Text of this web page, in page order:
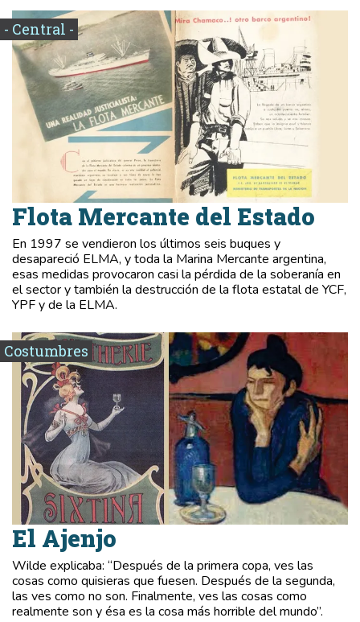
- Central -
Flota Mercante del Estado
En 1997 se vendieron los últimos seis buques y
desapareció ELMA, y toda la Marina Mercante argentina,
esas medidas provocaron casi la pérdida de la soberanía en
el sector y también la destrucción de la flota estatal de YCF,
YPF y de la ELMA.
Costumbres
El Ajenjo
Wilde explicaba: “Después de la primera copa, ves las
cosas como quisieras que fuesen. Después de la segunda,
las ves como no son. Finalmente, ves las cosas como
realmente son y ésa es la cosa más horrible del mundo”.